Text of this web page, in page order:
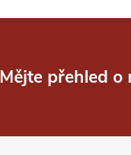
Mějte přehled o